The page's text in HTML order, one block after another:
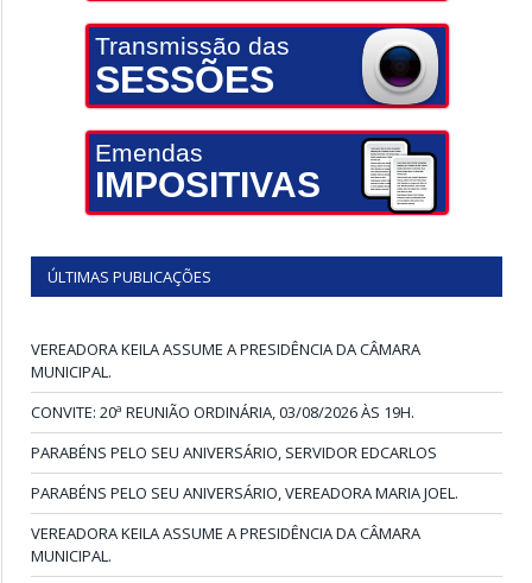
Transmissão das
SESSÕES
Emendas
IMPOSITIVAS
ÚLTIMAS PUBLICAÇÕES
VEREADORA KEILA ASSUME A PRESIDÊNCIA DA CÂMARA
MUNICIPAL.
CONVITE: 20ª REUNIÃO ORDINÁRIA, 03/08/2026 ÀS 19H.
PARABÉNS PELO SEU ANIVERSÁRIO, SERVIDOR EDCARLOS
PARABÉNS PELO SEU ANIVERSÁRIO, VEREADORA MARIA JOEL.
VEREADORA KEILA ASSUME A PRESIDÊNCIA DA CÂMARA
MUNICIPAL.